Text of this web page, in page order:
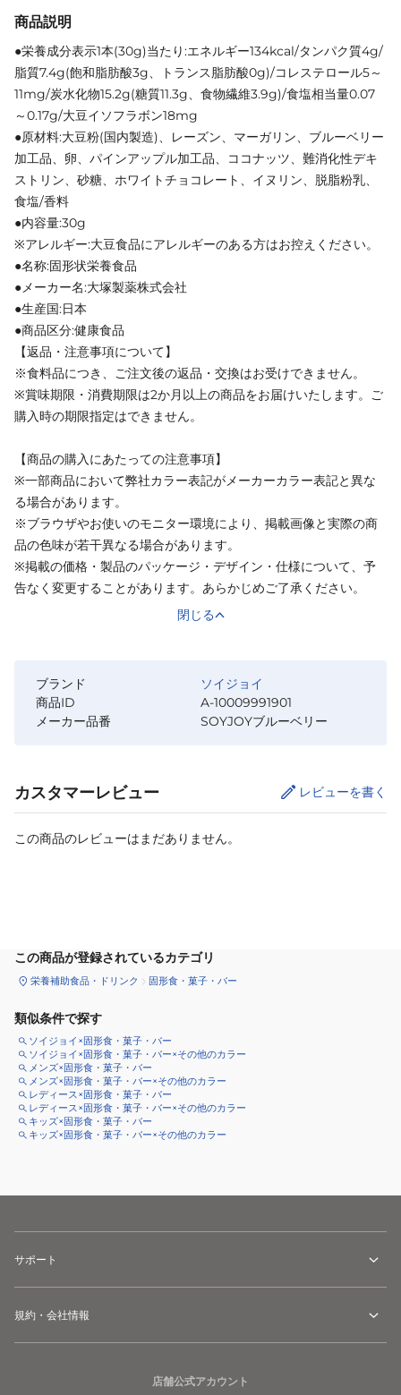
商品説明
●栄養成分表示1本(30g)当たり:エネルギー134kcal/タンパク質4g/
脂質7.4g(飽和脂肪酸3g、トランス脂肪酸0g)/コレステロール5～
11mg/炭水化物15.2g(糖質11.3g、食物繊維3.9g)/食塩相当量0.07
～0.17g/大豆イソフラボン18mg
●原材料:大豆粉(国内製造)、レーズン、マーガリン、ブルーベリー
加工品、卵、パインアップル加工品、ココナッツ、難消化性デキ
ストリン、砂糖、ホワイトチョコレート、イヌリン、脱脂粉乳、
食塩/香料
●内容量:30g
※アレルギー:大豆食品にアレルギーのある方はお控えください。
●名称:固形状栄養食品
●メーカー名:大塚製薬株式会社
●生産国:日本
●商品区分:健康食品
【返品・注意事項について】
※食料品につき、ご注文後の返品・交換はお受けできません。
※賞味期限・消費期限は2か月以上の商品をお届けいたします。ご
購入時の期限指定はできません。
【商品の購入にあたっての注意事項】
※一部商品において弊社カラー表記がメーカーカラー表記と異な
る場合があります。
※ブラウザやお使いのモニター環境により、掲載画像と実際の商
品の色味が若干異なる場合があります。
※掲載の価格・製品のパッケージ・デザイン・仕様について、予
告なく変更することがあります。あらかじめご了承ください。
閉じる
ブランド
ソイジョイ
商品ID
A-10009991901
メーカー品番
SOYJOYブルーベリー
カスタマーレビュー レビューを書く
この商品のレビューはまだありません。
この商品が登録されているカテゴリ
栄養補助食品・ドリンク 固形食・菓子・バー
類似条件で探す
ソイジョイ×固形食・菓子・バー
ソイジョイ×固形食・菓子・バー×その他のカラー
メンズ×固形食・菓子・バー
メンズ×固形食・菓子・バー×その他のカラー
レディース×固形食・菓子・バー
レディース×固形食・菓子・バー×その他のカラー
キッズ×固形食・菓子・バー
キッズ×固形食・菓子・バー×その他のカラー
サポート
規約・会社情報
店舗公式アカウント